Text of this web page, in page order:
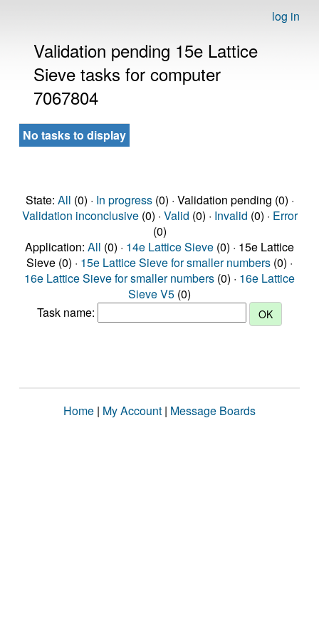
log in
Validation pending 15e Lattice
Sieve tasks for computer
7067804
No tasks to display
State: All (0) · In progress(0) · Validation pending (0) ·
Validation inconclusive(0) · Valid (0) · Invalid (0) · Error
(0)
Application: All (0) · 14e Lattice Sieve (0) · 15e Lattice
Sieve (0) · 15e Lattice Sieve for smaller numbers (0) ·
16e Lattice Sieve for smaller numbers (0) · 16e Lattice
Sieve V5 (0)
Task name:
Home | My Account | Message Boards